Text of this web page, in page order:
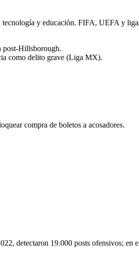
tecnología y educación. FIFA, UEFA y
post-Hillsborough.
como delito grave (Liga MX).
compra de boletos a acosadores.
detectaron 19.000 posts ofensivos; en